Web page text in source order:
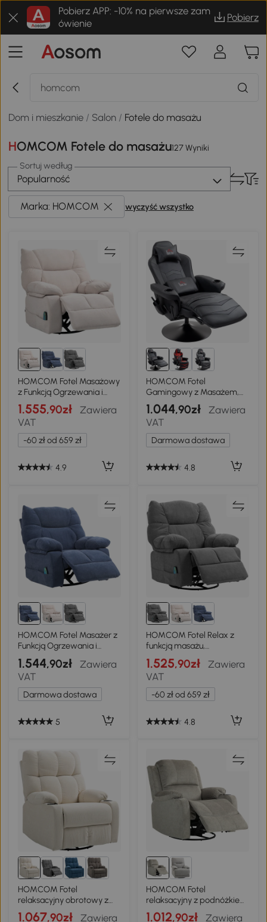
Pobierz APP: -10% na pierwsze zam
ówienie
Pobierz
Dom i mieszkanie / Salon / Fotele do masażu
HOMCOM Fotele do masażu127 Wyniki
Sortuj według
Popularność
Marka: HOMCOM wyczyść wszystko
HOMCOM Fotel Masażowy
z Funkcją Ogrzewania i
Leżenia, Obrotowy, Do 150
kg, Konstrukcja Metalowa,
98x90x98cm, Beżowy
1.555,90zł
Zawiera
VAT
-60 zł od 659 zł
4.9
HOMCOM Fotel
Gamingowy z Masażem,
Regulowane Oparcie,
Podnóżek, do 120 kg, Stelaż
Stalowy, Sztuczna Skóra,
Czarny
1.044,90zł
Zawiera
VAT
Darmowa dostawa
4.8
HOMCOM Fotel Masażer z
Funkcją Ogrzewania i
Leżenia, Obrotowy, do 150
kg, Konstrukcja Metalowa,
98x90x98cm, Niebieski
1.544,90zł
Zawiera
VAT
Darmowa dostawa
5
HOMCOM Fotel Relax z
funkcją masażu,
Regulowany obrotowy
fotel masujący, 4 kieszenie
boczne i pilot, Ciemnoszary
1.525,90zł
Zawiera
VAT
-60 zł od 659 zł
4.8
HOMCOM Fotel
relaksacyjny obrotowy z
funkcją leżenia i bujania
1.067,90zł
Zawiera
HOMCOM Fotel
relaksacyjny z podnóżkiem
i funkcją leżenia, w
1.012,90zł
Zawiera